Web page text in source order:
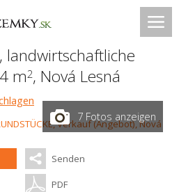
landwirtschaftliche
m2, Nová Lesná
7 Fotos anzeigen
Senden
PDF